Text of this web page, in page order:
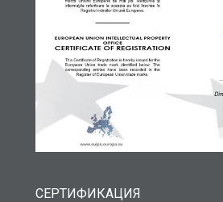
СЕРТИФИКАЦИЯ